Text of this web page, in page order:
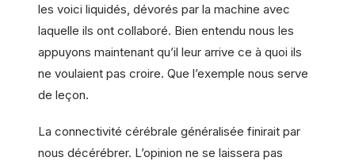
les voici liquidés, dévorés par la machine avec
laquelle ils ont collaboré. Bien entendu nous les
appuyons maintenant qu’il leur arrive ce à quoi ils
ne voulaient pas croire. Que l’exemple nous serve
de leçon.
La connectivité cérébrale généralisée finirait par
nous décérébrer. L’opinion ne se laissera pas